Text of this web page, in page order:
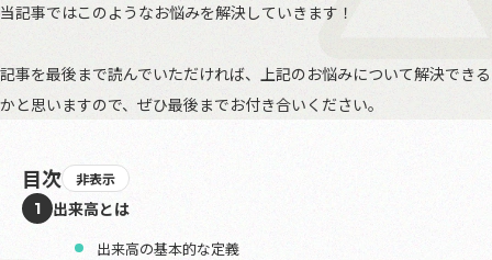
当記事ではこのようなお悩みを解決していきます！
記事を最後まで読んでいただければ、上記のお悩みについて解決できる
かと思いますので、ぜひ最後までお付き合いください。
目次 非表示
1 出来高とは
出来高の基本的な定義